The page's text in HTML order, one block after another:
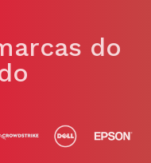
do